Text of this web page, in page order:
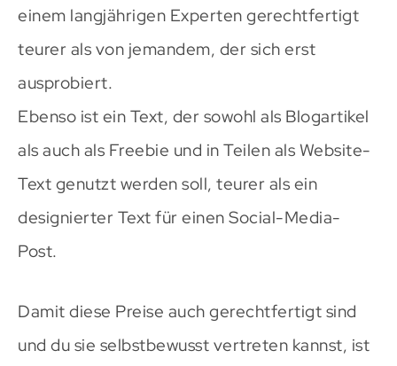
einem langjährigen Experten gerechtfertigt
teurer als von jemandem, der sich erst
ausprobiert.
Ebenso ist ein Text, der sowohl als Blogartikel
als auch als Freebie und in Teilen als Website-
Text genutzt werden soll, teurer als ein
designierter Text für einen Social-Media-
Post.
Damit diese Preise auch gerechtfertigt sind
und du sie selbstbewusst vertreten kannst, ist